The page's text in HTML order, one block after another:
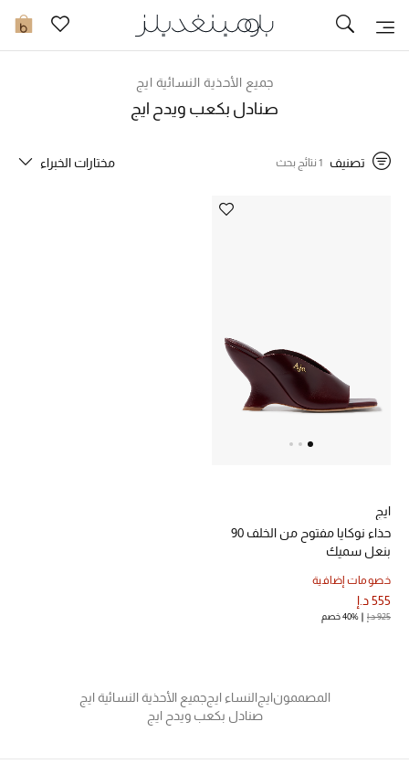
0 تخفيضات
مزيد من التخفيضات
مستلزمات المنزل
ما وصلنا حديثاً
جميع الأحذية النسائية ايج
صنادل بكعب ويدح ايج
تصنيف 1 نتائج بحث مختارات الخبراء
ايج
حذاء نوكايا مفتوح من الخلف 90
بنعل سميك
خصومات إضافية
555 د.إ
925 د.إ 40% خصم
المصممونايجالنساء ايججميع الأحذية النسائية ايج
صنادل بكعب ويدح ايج